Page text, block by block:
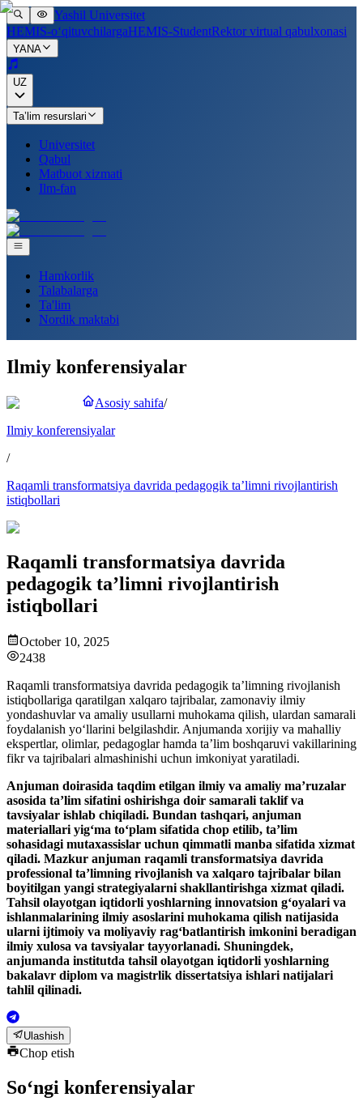
Yashil Universitet
HEMIS-o‘qituvchilargaHEMIS-StudentRektor virtual qabulxonasi
YANA
UZ
Ta’lim resurslari
Universitet
Qabul
Matbuot xizmati
Ilm-fan
Hamkorlik
Talabalarga
Ta'lim
Nordik maktabi
Ilmiy konferensiyalar
Asosiy sahifa/
Ilmiy konferensiyalar
/
Raqamli transformatsiya davrida pedagogik ta’limni rivojlantirish
istiqbollari
Raqamli transformatsiya davrida
pedagogik ta’limni rivojlantirish
istiqbollari
October 10, 2025
2438
Raqamli transformatsiya davrida pedagogik ta’limning rivojlanish
istiqbollariga qaratilgan xalqaro tajribalar, zamonaviy ilmiy
yondashuvlar va amaliy usullarni muhokama qilish, ulardan samarali
foydalanish yo‘llarini belgilashdir. Anjumanda xorijiy va mahalliy
ekspertlar, olimlar, pedagoglar hamda ta’lim boshqaruvi vakillarining
fikr va tajribalari almashinishi uchun imkoniyat yaratiladi.
Anjuman doirasida taqdim etilgan ilmiy va amaliy ma’ruzalar
asosida ta’lim sifatini oshirishga doir samarali taklif va
tavsiyalar ishlab chiqiladi. Bundan tashqari, anjuman
materiallari yig‘ma to‘plam sifatida chop etilib, ta’lim
sohasidagi mutaxassislar uchun qimmatli manba sifatida xizmat
qiladi. Mazkur anjuman raqamli transformatsiya davrida
professional ta’limning rivojlanish va xalqaro tajribalar bilan
boyitilgan yangi strategiyalarni shakllantirishga xizmat qiladi.
Tahsil olayotgan iqtidorli yoshlarning innovatsion g‘oyalari va
ishlanmalarining ilmiy asoslarini muhokama qilish natijasida
ularni ijtimoiy va moliyaviy rag‘batlantirish imkonini beradigan
ilmiy xulosa va tavsiyalar tayyorlanadi. Shuningdek,
anjumanda institutda tahsil olayotgan iqtidorli yoshlarning
bakalavr diplom va magistrlik dissertatsiya ishlari natijalari
tahlil qilinadi.
Ulashish
Chop etish
So‘ngi konferensiyalar